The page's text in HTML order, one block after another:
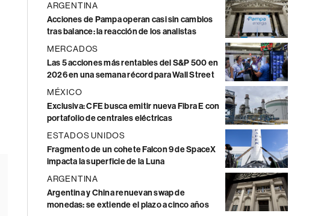
ARGENTINA
Acciones de Pampa operan casi sin cambios
tras balance: la reacción de los analistas
MERCADOS
Las 5 acciones más rentables del S&P 500 en
2026 en una semana récord para Wall Street
MÉXICO
Exclusiva: CFE busca emitir nueva Fibra E con
portafolio de centrales eléctricas
ESTADOS UNIDOS
Fragmento de un cohete Falcon 9 de SpaceX
impacta la superficie de la Luna
ARGENTINA
Argentina y China renuevan swap de
monedas: se extiende el plazo a cinco años